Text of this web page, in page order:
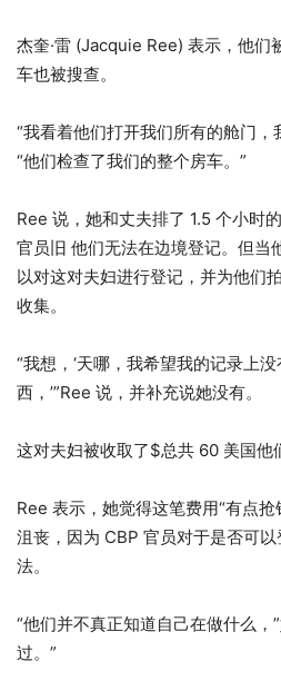
杰奎·雷 (Jacquie Ree) 表示，他们
车也被搜查。
“我看着他们打开我们所有的舱门，
“他们检查了我们的整个房车。”
Ree 说，她和丈夫排了 1.5 个小时
官员旧 他们无法在边境登记。但当
以对这对夫妇进行登记，并为他们
收集。
“我想，‘天哪，我希望我的记录上
西，’”Ree 说，并补充说她没有。
这对夫妇被收取了$总共 60 美国他
Ree 表示，她觉得这笔费用“有点
沮丧，因为 CBP 官员对于是否可
法。
“他们并不真正知道自己在做什么，
过。”